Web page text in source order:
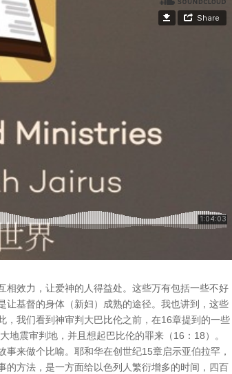
效力，让爱神的人得益处。这些万有包括一些不好
让基督的身体（新妇）成熟的途径。我也讲到，这些
，我们看到神审判大巴比伦之前，在16章提到的一些
震审判地，并且想起巴比伦的罪来（16：18）。
来做个比喻。耶和华在创世纪15章启示亚伯拉罕，
方法，是一方面给以色列人繁衍增多的时间，四百